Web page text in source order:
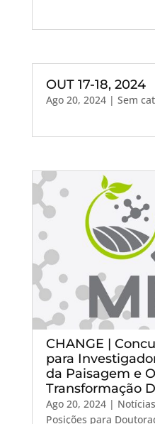
OUT 17-18, 2024
Ago 20, 2024| Sem
CHANGE |
para
da Paisagem e
Transformação
Ago 20, 2024| Notícias
Posições para